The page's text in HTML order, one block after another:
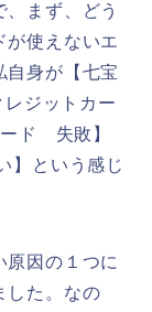
まず、どう
が使えないエ
自身が【七宝
ジットカー
ド 失敗】
】という感じ
原因の１つに
した。なの